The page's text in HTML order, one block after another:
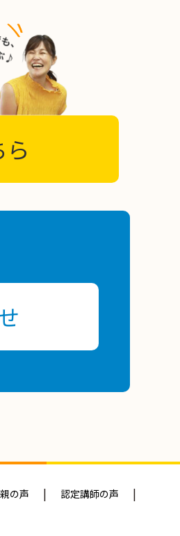
の声 認定講師の声